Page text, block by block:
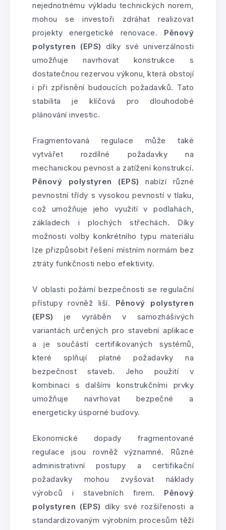
nejednotnému výkladu technických norem,
mohou se investoři zdráhat realizovat
projekty energetické renovace. Pěnový
polystyren (EPS) díky své univerzálnosti
umožňuje navrhovat konstrukce s
dostatečnou rezervou výkonu, která obstojí
i při zpřísnění budoucích požadavků. Tato
stabilita je klíčová pro dlouhodobé
plánování investic.
Fragmentovaná regulace může také
vytvářet rozdílné požadavky na
mechanickou pevnost a zatížení konstrukcí.
Pěnový polystyren (EPS) nabízí různé
pevnostní třídy s vysokou pevností v tlaku,
což umožňuje jeho využití v podlahách,
základech i plochých střechách. Díky
možnosti volby konkrétního typu materiálu
lze přizpůsobit řešení místním normám bez
ztráty funkčnosti nebo efektivity.
V oblasti požární bezpečnosti se regulační
přístupy rovněž liší. Pěnový polystyren
(EPS) je vyráběn v samozhášivých
variantách určených pro stavební aplikace
a je součástí certifikovaných systémů,
které splňují platné požadavky na
bezpečnost staveb. Jeho použití v
kombinaci s dalšími konstrukčními prvky
umožňuje navrhovat bezpečné a
energeticky úsporné budovy.
Ekonomické dopady fragmentované
regulace jsou rovněž významné. Různé
administrativní postupy a certifikační
požadavky mohou zvyšovat náklady
výrobců i stavebních firem. Pěnový
polystyren (EPS) díky své rozšířenosti a
standardizovaným výrobním procesům těží